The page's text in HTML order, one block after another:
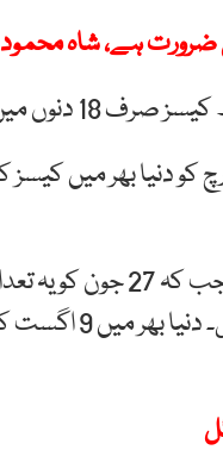
ہے، شاہ محمود
27 جون کو یہ تعداد